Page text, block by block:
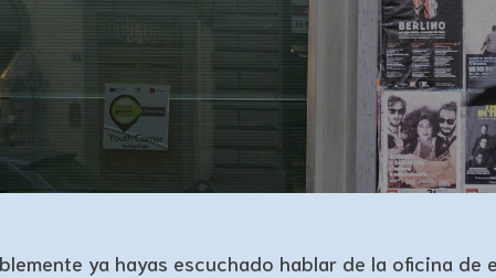
ya hayas escuchado hablar de la oficina de